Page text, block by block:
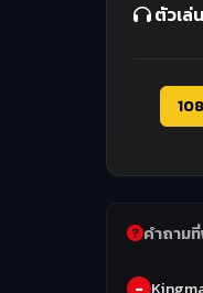
ตัวเล่
คำถาม